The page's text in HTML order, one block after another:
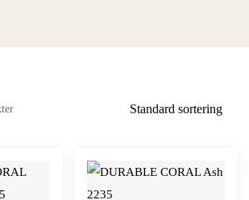
Standard sortering